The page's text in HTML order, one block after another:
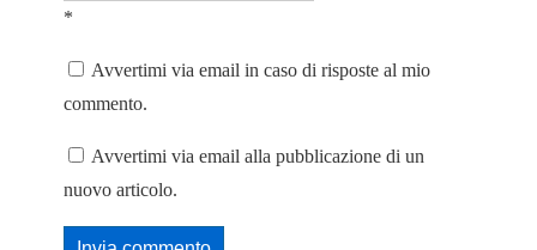
*
Avvertimi via email in caso di risposte al mio
commento.
Avvertimi via email alla pubblicazione di un
nuovo articolo.